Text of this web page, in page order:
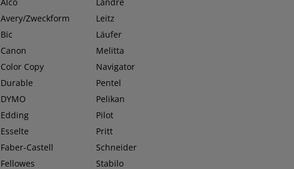
Avery/Zweckform
Bic
Canon
Color Copy
Durable
DYMO
Edding
Esselte
Faber-Castell
Fellowes
Leitz
Läufer
Melitta
Navigator
Pentel
Pelikan
Pilot
Pritt
Schneider
Stabilo